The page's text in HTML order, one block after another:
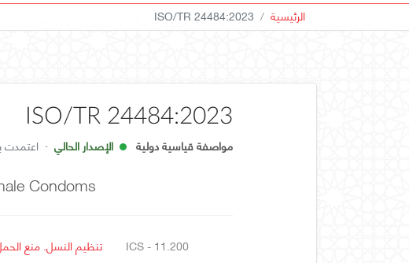
الرئيسية ISO/TR 24484:2023
ISO/TR 24484:2023
مواصفة قياسية دولية الإصدار الحالي · اعتمدت
Condoms
ICS - 11.200 تنظيم النسل. منع